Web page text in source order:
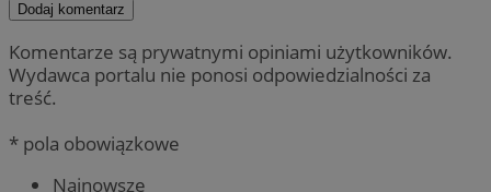
Dodaj komentarz
Komentarze są prywatnymi opiniami użytkowników.
Wydawca portalu nie ponosi odpowiedzialności za
treść.
* pola obowiązkowe
Najnowsze